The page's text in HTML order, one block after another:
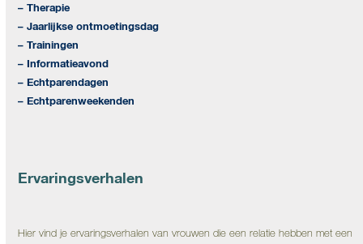
– Therapie
– Jaarlijkse ontmoetingsdag
– Trainingen
– Informatieavond
– Echtparendagen
– Echtparenweekenden
Ervaringsverhalen
Hier vind je ervaringsverhalen van vrouwen die een relatie hebben met een